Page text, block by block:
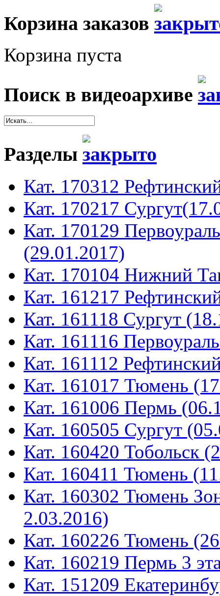
Корзина заказов
Корзина пуста
Поиск в видеоархиве
Разделы
Кат. 170312
Кат. 170217
Кат. 170129
(29.01.2017)
Кат. 170104 Нижний
Кат. 161217
Кат. 161118 Сургут
Кат. 161116
Кат. 161112
Кат. 161017 Тюмень
Кат. 161006 Пермь
Кат. 160505 Сургут
Кат. 160420 Тобольск
Кат. 160411 Тюмень
Кат. 160302 Тюмень
2.03.2016)
Кат. 160226 Тюмень
Кат. 160219 Пермь 3
Кат. 151209